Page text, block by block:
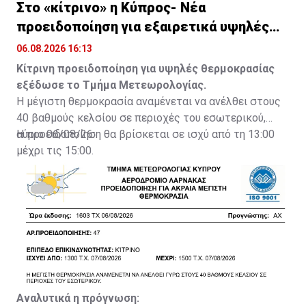
Στο «κίτρινο» η Κύπρος- Νέα
προειδοποίηση για εξαιρετικά υψηλές
θερμοκρασίες
06.08.2026 16:13
Κίτρινη προειδοποίηση για υψηλές θερμοκρασίας
εξέδωσε το Τμήμα Μετεωρολογίας.
Η μέγιστη θερμοκρασία αναμένεται να ανέλθει στους
40 βαθμούς κελσίου σε περιοχές του εσωτερικού,
αύριο 06/08/26.
Η προειδοποίηση θα βρίσκεται σε ισχύ από τη 13:00
μέχρι τις 15:00.
Αναλυτικά η πρόγνωση: